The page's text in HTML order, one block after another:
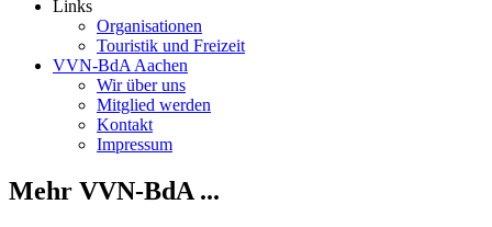
Links
Organisationen
Touristik und Freizeit
VVN-BdA Aachen
Wir über uns
Mitglied werden
Kontakt
Impressum
Mehr VVN-BdA ...